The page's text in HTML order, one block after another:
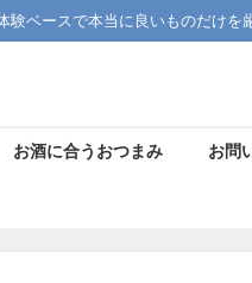
ベースで本当に良いものだけを
お酒に合うおつまみ お問